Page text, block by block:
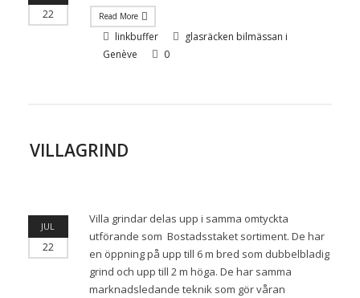
22 Read More
linkbuffer
glasräcken bilmässan i
Genève
0
VILLAGRIND
JUL
22
Villa grindar delas upp i samma omtyckta
utförande som Bostadsstaket sortiment. De har
en öppning på upp till 6 m bred som dubbelbladig
grind och upp till 2 m höga. De har samma
marknadsledande teknik som gör våran